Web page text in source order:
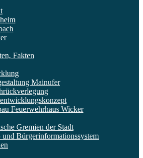
Fakten
Mainufer
Feuerwehrhaus Wicker
Gremien der Stadt
und Bürgerinformationssystem